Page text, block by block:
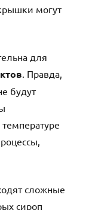
могут
для
. Правда,
будут
сложные
сироп